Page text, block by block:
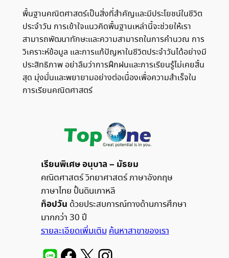
พื้นฐานคณิตศาสตร์เป็นสิ่งที่สำคัญและมีประโยชน์ในชีวิต
ประจำวัน การเข้าใจแนวคิดพื้นฐานเหล่านี้จะช่วยให้เรา
สามารถพัฒนาทักษะและความสามารถในการคำนวณ การ
วิเคราะห์ข้อมูล และการแก้ปัญหาในชีวิตประจำวันได้อย่างมี
ประสิทธิภาพ อย่าลืมว่าการฝึกฝนและการเรียนรู้ไม่เคยสิ้น
สุด มุ่งมั่นและพยายามอย่างต่อเนื่องเพื่อความสำเร็จใน
การเรียนคณิตศาสตร์
เรียนพิเศษ อนุบาล – มัธยม
คณิตศาสตร์ วิทยาศาสตร์ ภาษาอังกฤษ
ภาษาไทย ปั้นดินเกาหลี
ท็อปวัน ด้วยประสบการณ์ทางด้านการศึกษา
มากกว่า 30 ปี
รายละเอียดเพิ่มเติมค้นหาสาขาของเรา